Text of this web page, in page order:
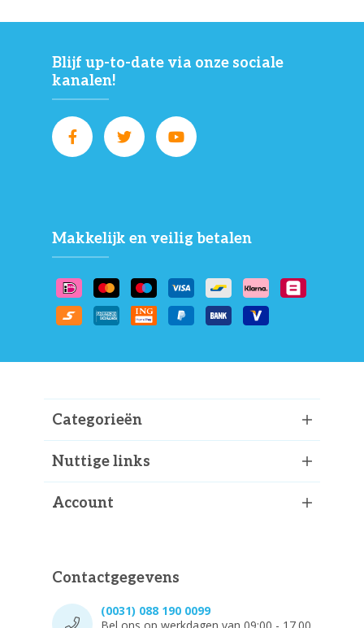
Blijf up-to-date via onze sociale
kanalen!
Makkelijk en veilig betalen
Categorieën
Nuttige links
Account
Contactgegevens
(0031) 088 190 0099